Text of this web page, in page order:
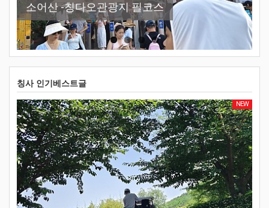
소어산 -칭다오관광지 필코스
칭다오날씨 참 최고
칭다오맥주박물관 이용방법
칭다오-천주교당
칭사 인기베스트글
NEW